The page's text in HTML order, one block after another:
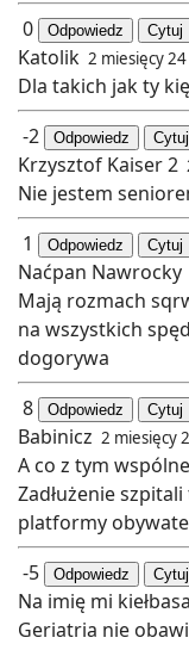
0 Odpowiedz Cytuj
Katolik 2 miesięcy
Dla takich jak ty
-2
Odpowiedz Cytuj
Krzysztof Kaiser 2
Nie jestem
1
Odpowiedz Cytuj
Naćpan Nawrocky
Mają rozmach
na wszystkich
dogorywa
8
Odpowiedz Cytuj
Babinicz 2 miesięcy
A co z tym
Zadłużenie
platformy
-5
Odpowiedz Cytuj
Na imię mi
Geriatria nie